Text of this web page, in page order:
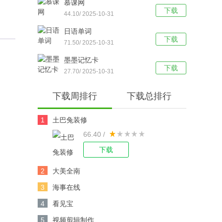
下载
慕课网
44.10/ 2025-10-31
下载
日语单词
71.50/ 2025-10-31
下载
墨墨记忆卡
27.70/ 2025-10-31
下载周排行 下载总排行
1
土巴兔装修
66.40 /
下载
2 大美全南
3 海事在线
4 看见宝
5 视频剪辑制作